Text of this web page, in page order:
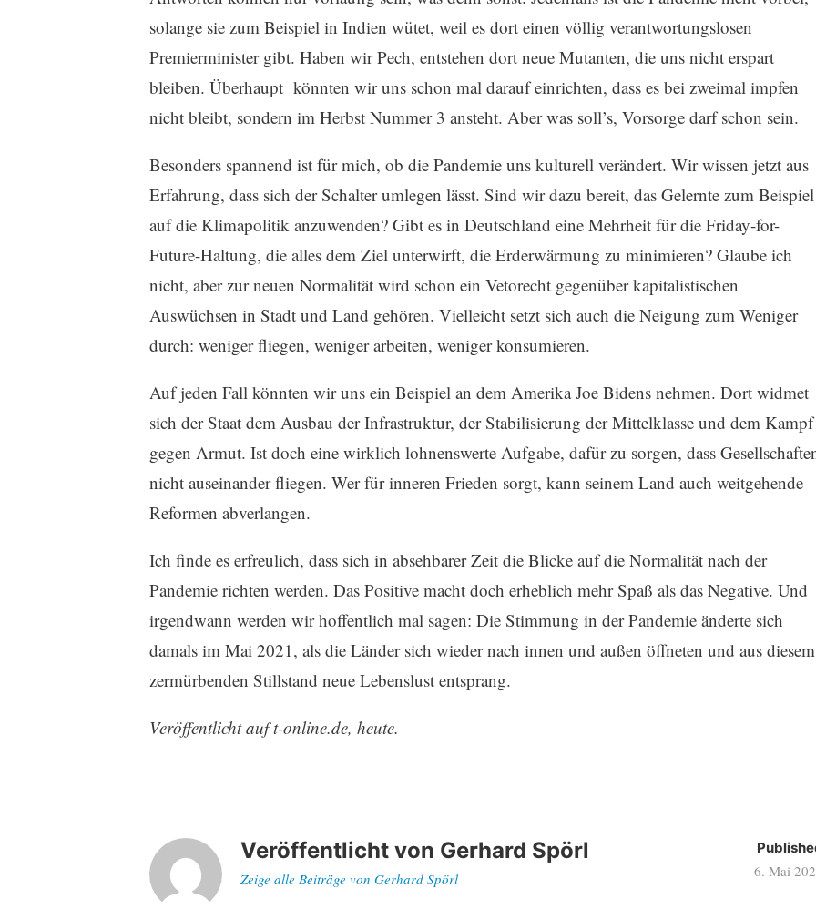
solange sie zum Beispiel in Indien wütet, weil es dort einen völlig verantwortungslosen
Premierminister gibt. Haben wir Pech, entstehen dort neue Mutanten, die uns nicht erspart
bleiben. Überhaupt könnten wir uns schon mal darauf einrichten, dass es bei zweimal impfen
nicht bleibt, sondern im Herbst Nummer 3 ansteht. Aber was soll’s, Vorsorge darf schon sein.
Besonders spannend ist für mich, ob die Pandemie uns kulturell verändert. Wir wissen jetzt aus
Erfahrung, dass sich der Schalter umlegen lässt. Sind wir dazu bereit, das Gelernte zum Beispiel
auf die Klimapolitik anzuwenden? Gibt es in Deutschland eine Mehrheit für die Friday-for-
Future-Haltung, die alles dem Ziel unterwirft, die Erderwärmung zu minimieren? Glaube ich
nicht, aber zur neuen Normalität wird schon ein Vetorecht gegenüber kapitalistischen
Auswüchsen in Stadt und Land gehören. Vielleicht setzt sich auch die Neigung zum Weniger
durch: weniger fliegen, weniger arbeiten, weniger konsumieren.
Auf jeden Fall könnten wir uns ein Beispiel an dem Amerika Joe Bidens nehmen. Dort widmet
sich der Staat dem Ausbau der Infrastruktur, der Stabilisierung der Mittelklasse und dem Kampf
gegen Armut. Ist doch eine wirklich lohnenswerte Aufgabe, dafür zu sorgen, dass
nicht auseinander fliegen. Wer für inneren Frieden sorgt, kann seinem Land auch weitgehende
Reformen abverlangen.
Ich finde es erfreulich, dass sich in absehbarer Zeit die Blicke auf die Normalität nach der
Pandemie richten werden. Das Positive macht doch erheblich mehr Spaß als das Negative. Und
irgendwann werden wir hoffentlich mal sagen: Die Stimmung in der Pandemie änderte sich
damals im Mai 2021, als die Länder sich wieder nach innen und außen öffneten und aus diesem
zermürbenden Stillstand neue Lebenslust entsprang.
Veröffentlicht auf t-online.de, heute.
Veröffentlicht von Gerhard Spörl
Zeige alle Beiträge von Gerhard Spörl 6. Mai